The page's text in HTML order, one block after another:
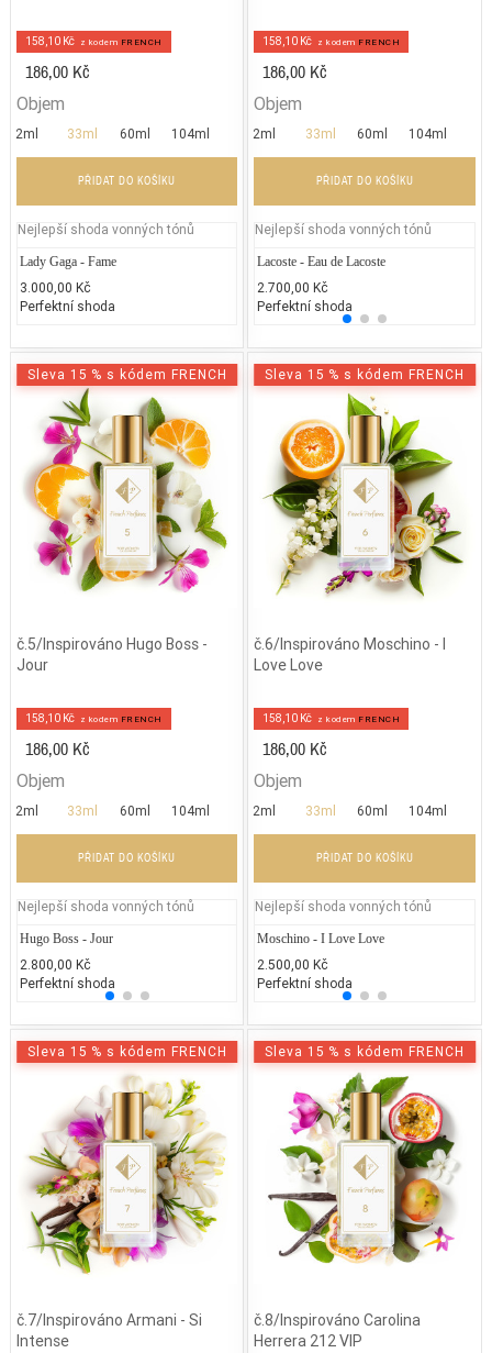
158,10 Kč z kodem FRENCH
186,00 Kč
Objem
2ml 33ml 60ml 104ml
PŘIDAT DO KOŠÍKU
Nejlepší shoda vonných tónů
Lady Gaga - Fame
3.000,00 Kč
Perfektní shoda
158,10 Kč z kodem FRENCH
186,00 Kč
Objem
2ml 33ml 60ml 104ml
PŘIDAT DO KOŠÍKU
Nejlepší shoda vonných tónů
Lacoste - Eau de Lacoste
2.700,00 Kč
Perfektní shoda
Sleva 15 % s kódem FRENCH
č.5/Inspirováno Hugo Boss -
Jour
158,10 Kč z kodem FRENCH
186,00 Kč
Objem
2ml 33ml 60ml 104ml
PŘIDAT DO KOŠÍKU
Nejlepší shoda vonných tónů
Hugo Boss - Jour
2.800,00 Kč
Perfektní shoda
Lancôme Poême
3.200,00 Kč
25% běžných vonných tónů
Sleva 15 % s kódem FRENCH
č.6/Inspirováno Moschino - I
Love Love
158,10 Kč z kodem FRENCH
186,00 Kč
Objem
2ml 33ml 60ml 104ml
PŘIDAT DO KOŠÍKU
Nejlepší shoda vonných tónů
Moschino - I Love Love
2.500,00 Kč
Perfektní shoda
Sleva 15 % s kódem FRENCH
č.7/Inspirováno Armani - Si
Intense
Sleva 15 % s kódem FRENCH
č.8/Inspirováno Carolina
Herrera 212 VIP